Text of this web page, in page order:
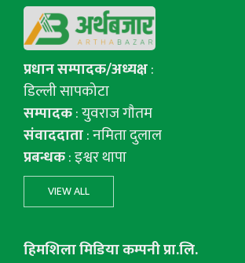
प्रधान सम्पादक/अध्यक्ष:
डिल्ली सापकोटा
सम्पादक: युवराज गाैतम
संवाददाता: नमिता दुलाल
प्रबन्धक: इश्वर थापा
VIEW ALL
हिमशिला मिडिया कम्पनी प्रा.लि.